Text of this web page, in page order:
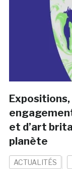
et d’art
planète
ACTUALITÉS